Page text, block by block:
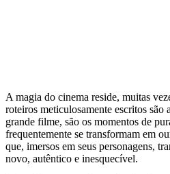
A magia do cinema reside, muitas
roteiros meticulosamente escritos são
grande filme, são os momentos de
frequentemente se transformam em
que, imersos em seus personagens,
novo, autêntico e inesquecível.